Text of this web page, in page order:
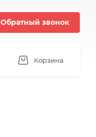
Обратный звонок
Корзина